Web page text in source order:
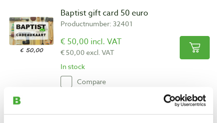
Baptist gift card 50 euro
Productnumber: 32401
€ 50,00 incl. VAT
€ 50,00 excl. VAT
In stock
Compare
Tijdschrift: Furniture & Cabinetmaking